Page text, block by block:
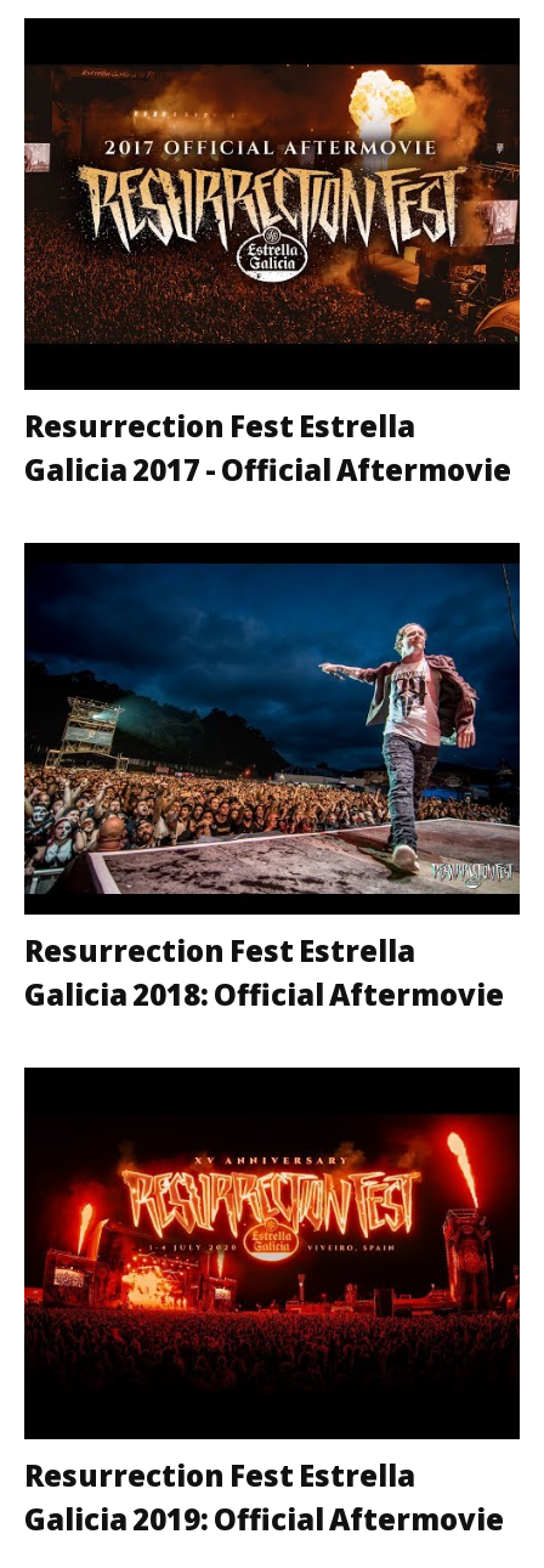
Resurrection Fest Estrella
Galicia 2017 - Official Aftermovie
Resurrection Fest Estrella
Galicia 2018: Official Aftermovie
Resurrection Fest Estrella
Galicia 2019: Official Aftermovie